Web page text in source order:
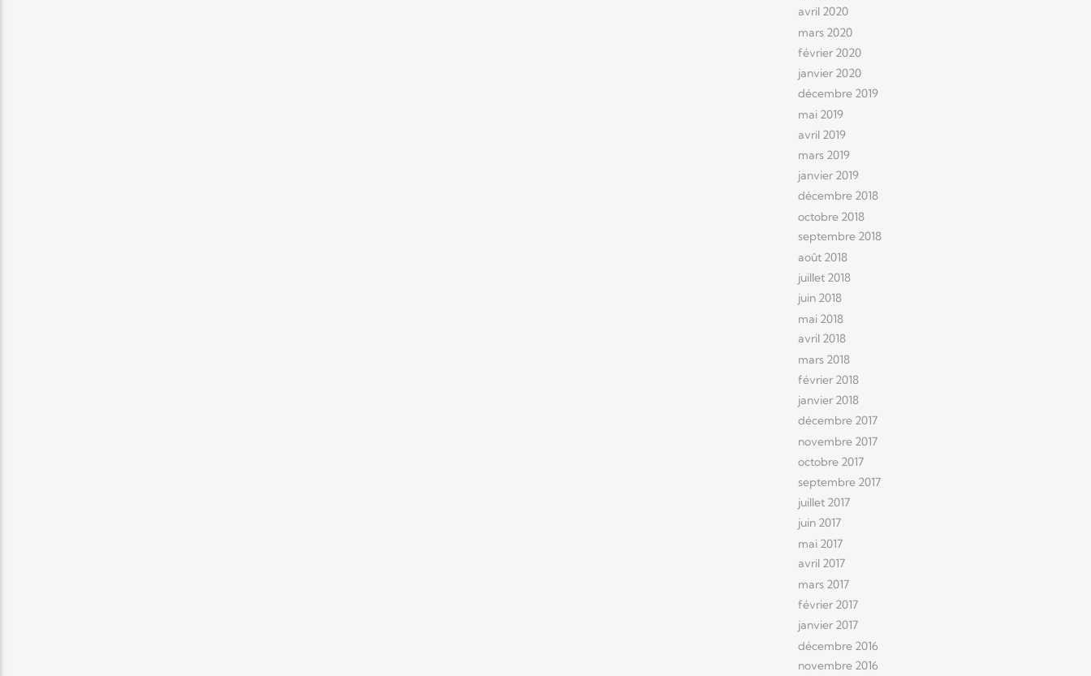
avril 2020
mars 2020
février 2020
janvier 2020
décembre 2019
mai 2019
avril 2019
mars 2019
janvier 2019
décembre 2018
octobre 2018
septembre 2018
août 2018
juillet 2018
juin 2018
mai 2018
avril 2018
mars 2018
février 2018
janvier 2018
décembre 2017
novembre 2017
octobre 2017
septembre 2017
juillet 2017
juin 2017
mai 2017
avril 2017
mars 2017
février 2017
janvier 2017
décembre 2016
novembre 2016